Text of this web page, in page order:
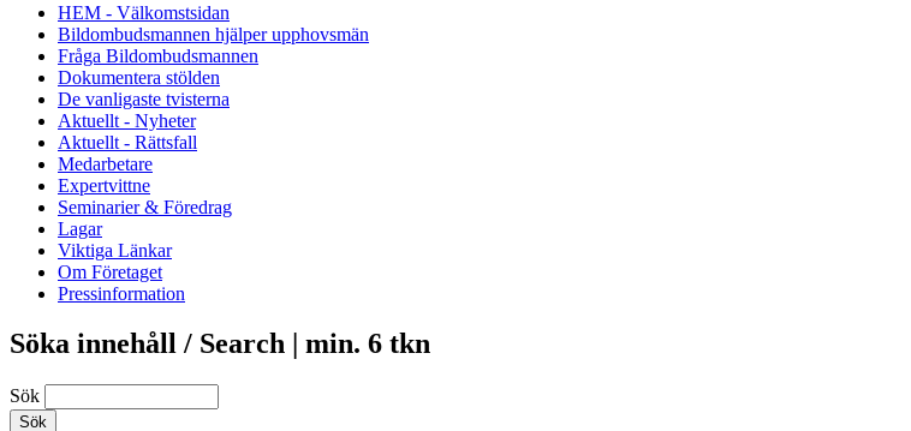
HEM - Välkomstsidan
Bildombudsmannen hjälper upphovsmän
Fråga Bildombudsmannen
Dokumentera stölden
De vanligaste tvisterna
Aktuellt - Nyheter
Aktuellt - Rättsfall
Medarbetare
Expertvittne
Seminarier & Föredrag
Lagar
Viktiga Länkar
Om Företaget
Pressinformation
Söka innehåll / Search | min. 6 tkn
Sök